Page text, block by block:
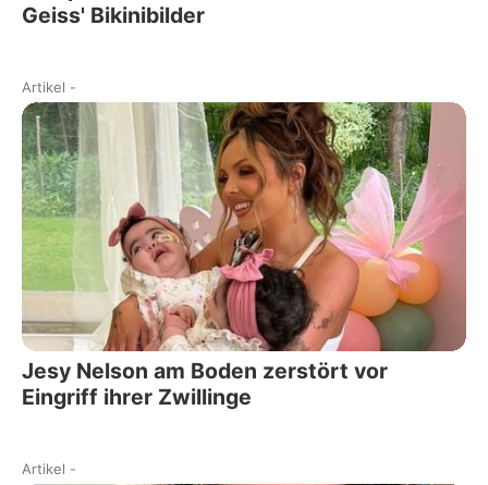
Geiss' Bikinibilder
Artikel -
Jesy Nelson am Boden zerstört vor
Eingriff ihrer Zwillinge
Artikel -